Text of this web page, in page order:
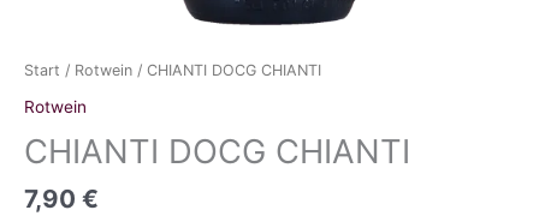
Start / Rotwein / CHIANTI DOCG CHIANTI
Rotwein
CHIANTI DOCG CHIANTI
7,90 €